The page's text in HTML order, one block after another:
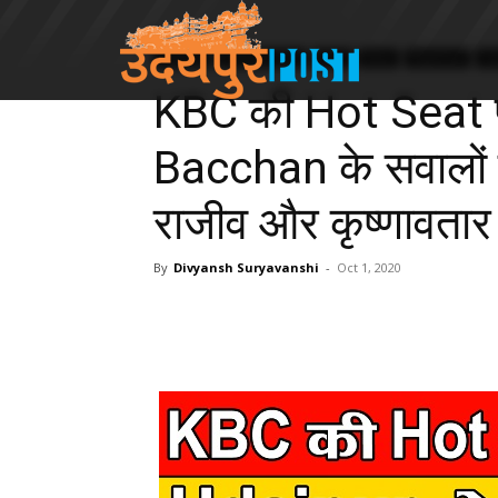
LifeStyle Entertainment India
KBC की Hot
Bacchan के
राजीव और कृष्णावतार
By Divyansh Suryavanshi - Oct 1, 2020